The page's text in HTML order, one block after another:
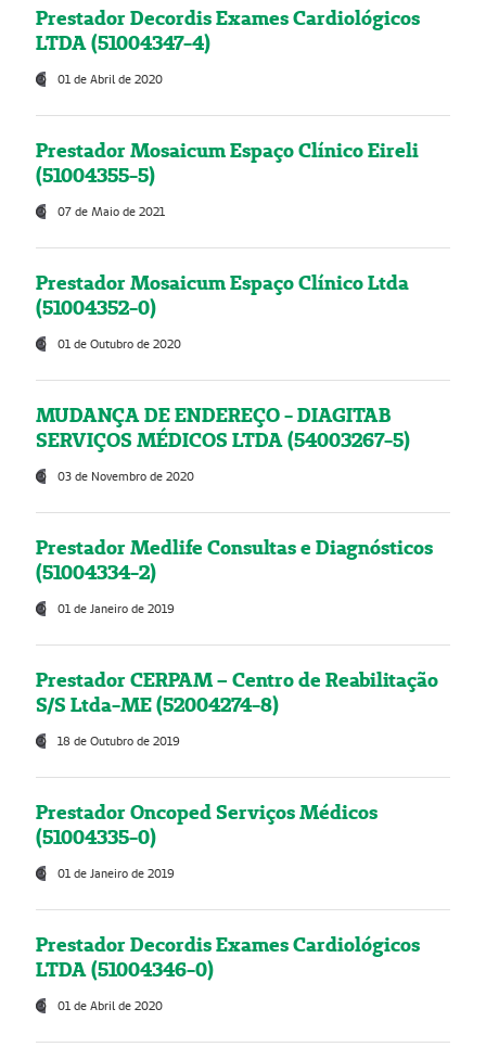
Prestador Decordis Exames Cardiológicos
LTDA (51004347-4)
01 de Abril de 2020
Prestador Mosaicum Espaço Clínico Eireli
(51004355-5)
07 de Maio de 2021
Prestador Mosaicum Espaço Clínico Ltda
(51004352-0)
01 de Outubro de 2020
MUDANÇA DE ENDEREÇO - DIAGITAB
SERVIÇOS MÉDICOS LTDA (54003267-5)
03 de Novembro de 2020
Prestador Medlife Consultas e Diagnósticos
(51004334-2)
01 de Janeiro de 2019
Prestador CERPAM – Centro de Reabilitação
S/S Ltda-ME (52004274-8)
18 de Outubro de 2019
Prestador Oncoped Serviços Médicos
(51004335-0)
01 de Janeiro de 2019
Prestador Decordis Exames Cardiológicos
LTDA (51004346-0)
01 de Abril de 2020